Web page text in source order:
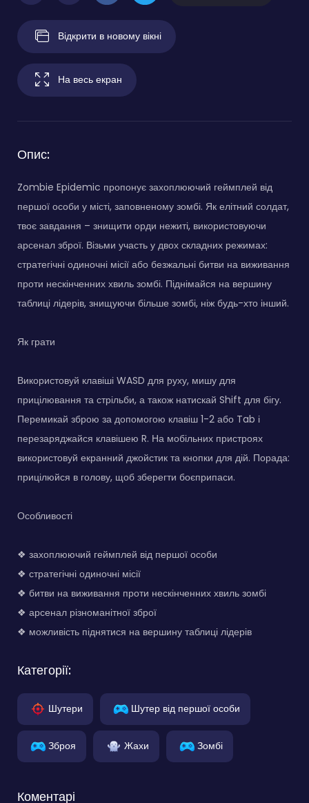
Відкрити в новому вікні
На весь екран
Опис:
Zombie Epidemic пропонує захоплюючий геймплей від
першої особи у місті, заповненому зомбі. Як елітний солдат,
твоє завдання – знищити орди нежиті, використовуючи
арсенал зброї. Візьми участь у двох складних режимах:
стратегічні одиночні місії або безжальні битви на виживання
проти нескінченних хвиль зомбі. Піднімайся на вершину
таблиці лідерів, знищуючи більше зомбі, ніж будь-хто інший.
Як грати
Використовуй клавіші WASD для руху, мишу для
прицілювання та стрільби, а також натискай Shift для бігу.
Перемикай зброю за допомогою клавіш 1-2 або Tab і
перезаряджайся клавішею R. На мобільних пристроях
використовуй екранний джойстик та кнопки для дій. Порада:
прицілюйся в голову, щоб зберегти боєприпаси.
Особливості
❖ захоплюючий геймплей від першої особи
❖ стратегічні одиночні місії
❖ битви на виживання проти нескінченних хвиль зомбі
❖ арсенал різноманітної зброї
❖ можливість піднятися на вершину таблиці лідерів
Категорії:
Шутери Шутер від першої особи
Зброя Жахи Зомбі
Коментарі